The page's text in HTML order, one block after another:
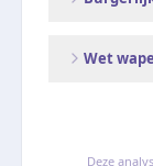
Wet
Deze